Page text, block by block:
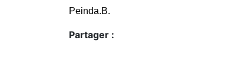
Peinda.B.
Partager :